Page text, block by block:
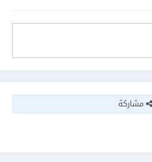
مشاركة